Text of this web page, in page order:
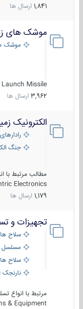
1,841 ارسال ها
موشک های
موشک های
Launch Missile
3,962 ارسال ها
الکترونیک
رادارهای
جنگ
مطالب مرتبط با
Electronics
1,179 ارسال ها
تجهیزات و
سلاح
مسلسل
سلاح های
نارنجک
مرتبط با انواع
& Equipment